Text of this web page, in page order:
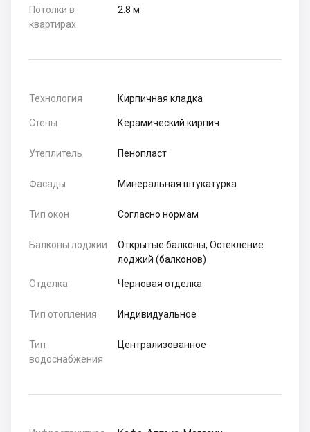
Потолки в
квартирах
2.8 м
Технология Кирпичная кладка
Стены Керамический кирпич
Утеплитель Пенопласт
Фасады Минеральная штукатурка
Тип окон Согласно нормам
Балконы лоджии
Открытые балконы, Остекление
лоджий (балконов)
Отделка Черновая отделка
Тип отопления Индивидуальное
Тип
водоснабжения
Централизованное